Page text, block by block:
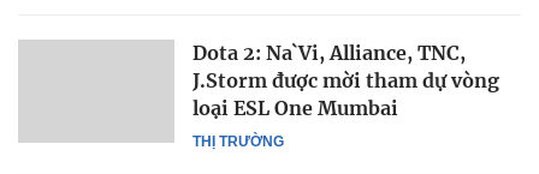
THỊ TRƯỜNG
Dota 2: Na`Vi, Alliance, TNC,
J.Storm được mời tham dự vòng
loại ESL One Mumbai